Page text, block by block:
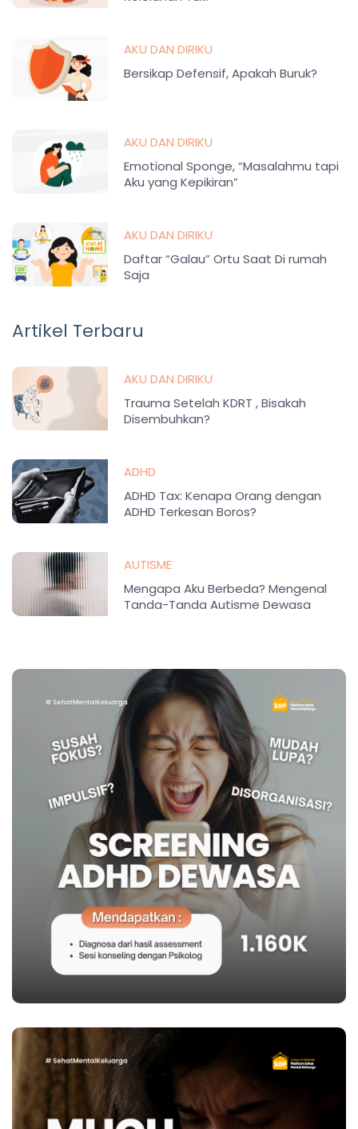
AKU DAN DIRIKU
Bersikap Defensif, Apakah Buruk?
AKU DAN DIRIKU
Emotional Sponge, “Masalahmu tapi
Aku yang Kepikiran”
AKU DAN DIRIKU
Daftar “Galau” Ortu Saat Di rumah
Saja
Artikel Terbaru
AKU DAN DIRIKU
Trauma Setelah KDRT , Bisakah
Disembuhkan?
ADHD
ADHD Tax: Kenapa Orang dengan
ADHD Terkesan Boros?
AUTISME
Mengapa Aku Berbeda? Mengenal
Tanda-Tanda Autisme Dewasa